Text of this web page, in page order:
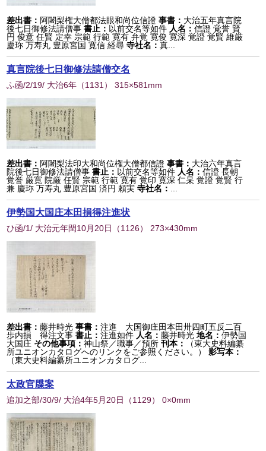
差出書： 阿闍梨権大僧都法眼和尚位信證 事書： 大治五年真言院
後七日御修法請僧事 書止： 以前交名等如件 人名：信證 覚誉 賢
円 俊意 任賢 定幸 宗範 行範 寛有 弁覚 寛俊 寛深 覚證 覚賢 維厳
慶珎 万寿丸 豊原宮国 寛信 経尋 寺社名：真...
真言院後七日御修法請僧交名
ふ函/2/19/ 大治6年 （1131 ） 315×581mm
差出書： 阿闍梨法印大和尚位権大僧都信證 事書： 大治六年真言
院後七日御修法請僧事 書止： 以前交名等如件 人名：信證 長朝
覚誉 厳寛 院厳 任賢 宗範 行範 寛有 覚印 寛深 仁杲 覚證 覚賢 行
兼 慶珎 万寿丸 豊原宮国 済円 頼実 寺社名：
伊勢国大国庄本田損得注進状
ひ函/1/ 大治元年閏10月20日 （1126） 273×430mm
差出書：藤井時光 事書：注進 大国御庄田本田卅四町五反二百
歩内損 得注文事書止：注進如件 人名：藤井時光 地名：伊勢国
大国庄 その他事項：神山祭／職事／預所 刊本：
（東大史料編纂
所ユニオンカタログへのリンクをご参照ください。）
影写本：
（東大史料編纂所ユニオンカタログ...
太政官牒案
追加之部/30/9/ 大治4年5月20日 （1129） 0×0mm